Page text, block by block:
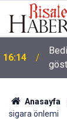
16:14
Anasayfa
sigara önlemi